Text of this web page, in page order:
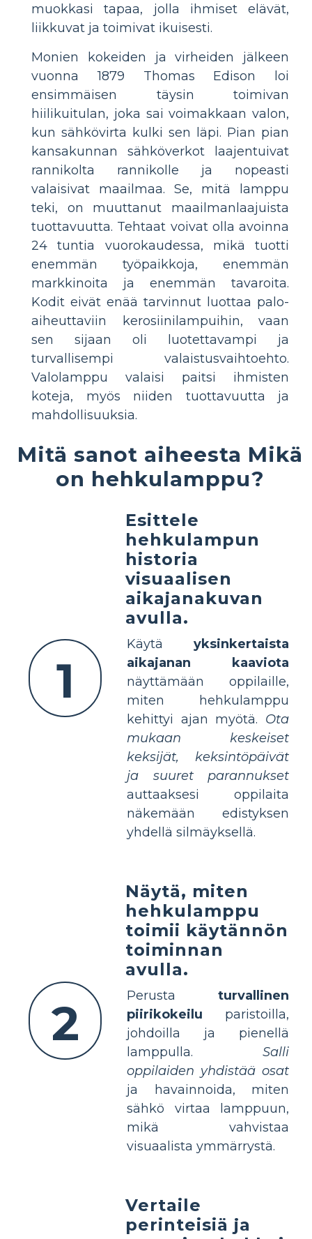
muokkasi tapaa, jolla ihmiset elävät,
liikkuvat ja toimivat ikuisesti.
Monien kokeiden ja virheiden jälkeen
vuonna 1879 Thomas Edison loi
ensimmäisen täysin toimivan
hiilikuitulan, joka sai voimakkaan valon,
kun sähkövirta kulki sen läpi. Pian pian
kansakunnan sähköverkot laajentuivat
rannikolta rannikolle ja nopeasti
valaisivat maailmaa. Se, mitä lamppu
teki, on muuttanut maailmanlaajuista
tuottavuutta. Tehtaat voivat olla avoinna
24 tuntia vuorokaudessa, mikä tuotti
enemmän työpaikkoja, enemmän
markkinoita ja enemmän tavaroita.
Kodit eivät enää tarvinnut luottaa palo-
aiheuttaviin kerosiinilampuihin, vaan
sen sijaan oli luotettavampi ja
turvallisempi valaistusvaihtoehto.
Valolamppu valaisi paitsi ihmisten
koteja, myös niiden tuottavuutta ja
mahdollisuuksia.
Mitä sanot aiheesta Mikä
on hehkulamppu?
1
Esittele
hehkulampun
historia
visuaalisen
aikajanakuvan
avulla.
Käytä yksinkertaista
aikajanan kaaviota
näyttämään oppilaille,
miten hehkulamppu
kehittyi ajan myötä. Ota
mukaan keskeiset
keksijät, keksintöpäivät
ja suuret parannukset
auttaaksesi oppilaita
näkemään edistyksen
yhdellä silmäyksellä.
2
Näytä, miten
hehkulamppu
toimii käytännön
toiminnan
avulla.
Perusta turvallinen
piirikokeilu paristoilla,
johdoilla ja pienellä
lamppulla. Salli
oppilaiden yhdistää osat
ja havainnoida, miten
sähkö virtaa lamppuun,
mikä vahvistaa
visuaalista ymmärrystä.
Vertaile
perinteisiä ja